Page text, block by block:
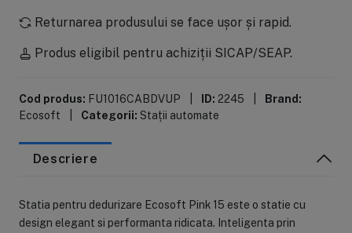
Returnarea produsului se face ușor și rapid.
Produs eligibil pentru achiziții SICAP/SEAP.
Cod produs: FU1016CABDVUP ID: 2245
Brand:
Ecosoft
Categorii: Stații automate
Descriere
Statia pentru dedurizare Ecosoft Pink 15 este o statie cu
design elegant si performanta ridicata. Inteligenta prin